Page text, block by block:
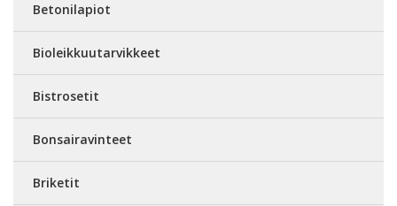
Betonilapiot
Bioleikkuutarvikkeet
Bistrosetit
Bonsairavinteet
Briketit